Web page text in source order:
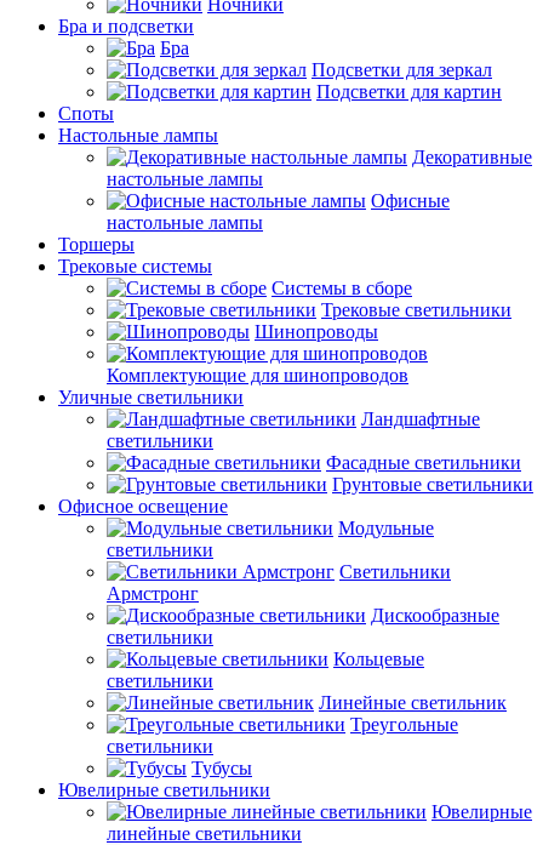
Ночники
Бра и подсветки
Бра
Подсветки для зеркал
Подсветки для картин
Споты
Настольные лампы
Декоративные
настольные лампы
Офисные
настольные лампы
Торшеры
Трековые системы
Системы в сборе
Трековые светильники
Шинопроводы
Комплектующие для шинопроводов
Уличные светильники
Ландшафтные
светильники
Фасадные светильники
Грунтовые светильники
Офисное освещение
Модульные
светильники
Светильники
Армстронг
Дискообразные
светильники
Кольцевые
светильники
Линейные светильник
Треугольные
светильники
Тубусы
Ювелирные светильники
Ювелирные
линейные светильники